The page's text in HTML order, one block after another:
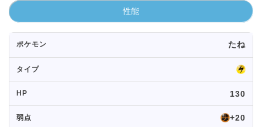
性能
ポケモン たね
タイプ
HP 130
弱点 +20